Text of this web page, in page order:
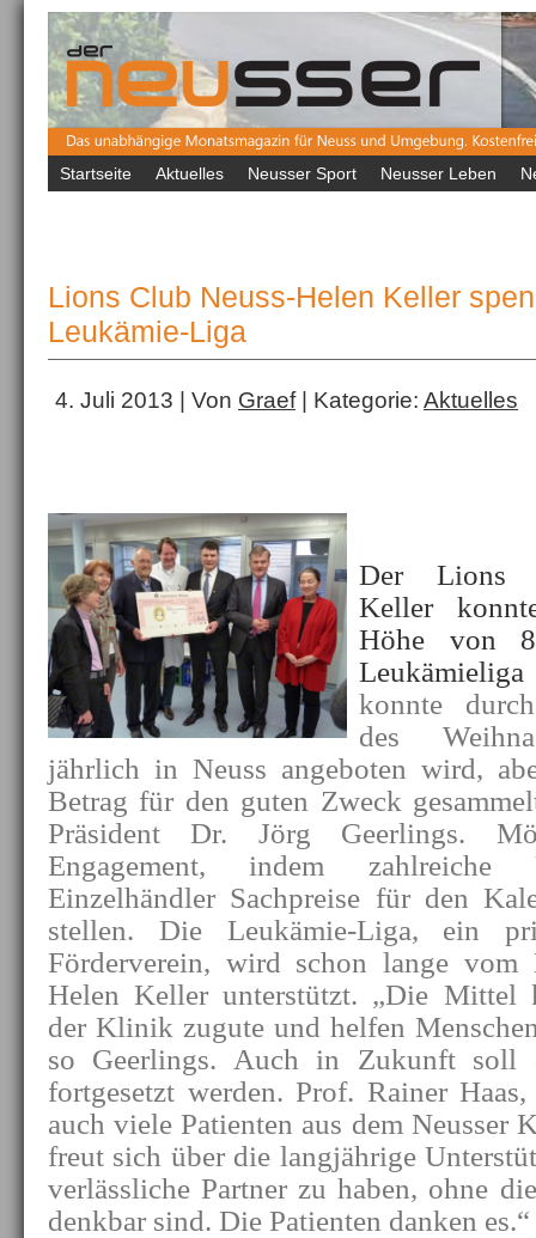
Startseite Aktuelles Neusser Sport Neusser Leben
Lions Club Neuss-Helen Keller
Leukämie-Liga
4. Juli 2013 | Von Graef| Kategorie: Aktuelles
Der Lions
Keller
Höhe von
Leukämieliga
konnte
des
jährlich in Neuss angeboten wird,
Betrag für den guten Zweck
Präsident Dr. Jörg Geerlings.
Engagement, indem zahlreiche
Einzelhändler Sachpreise für den
stellen. Die Leukämie-Liga, ein
Förderverein, wird schon lange vom
Helen Keller unterstützt. „Die Mittel
der Klinik zugute und helfen
so Geerlings. Auch in Zukunft soll
fortgesetzt werden. Prof. Rainer
auch viele Patienten aus dem Neusser
freut sich über die langjährige
verlässliche Partner zu haben, ohne
denkbar sind. Die Patienten danken es.“